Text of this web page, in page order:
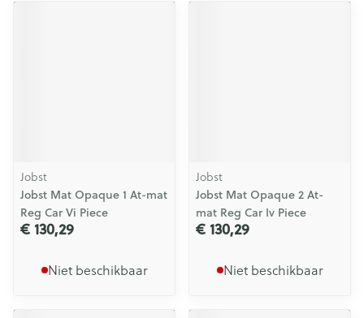
Jobst
Jobst Mat Opaque 1 At-mat
Reg Car Vi Piece
€ 130,29
Niet beschikbaar
Jobst
Jobst Mat Opaque 2 At-
mat Reg Car Iv Piece
€ 130,29
Niet beschikbaar